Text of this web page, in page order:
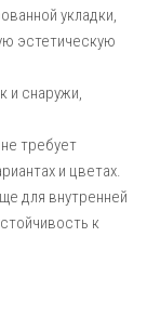
укладки,
эстетическую
и снаружи,
требует
и цветах.
для внутренней
к